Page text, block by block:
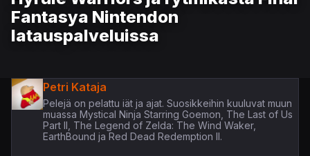
Fantasya Nintendon
latauspalveluissa
Petri Kataja
Pelejä on pelattu iät ja ajat. Suosikkeihin kuuluvat muun
muassa Mystical Ninja Starring Goemon, The Last of Us
Part II, The Legend of Zelda: The Wind Waker,
EarthBound ja Red Dead Redemption II.